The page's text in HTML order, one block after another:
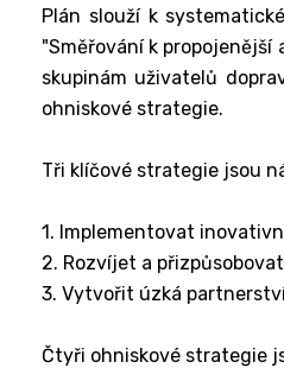
Plán slouží k
"Směřování k
skupinám uživatelů
ohniskové strategie.
Tři klíčové strategie jsou
1. Implementovat
2. Rozvíjet a
3. Vytvořit úzká
Čtyři ohniskové strategie